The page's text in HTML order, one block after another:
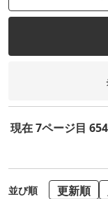
現在 7ページ目
並び順 更新順